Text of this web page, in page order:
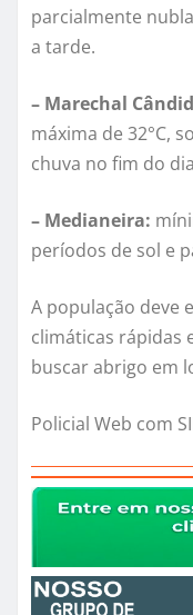
parcialmente
a tarde.
– Marechal
máxima de 32°C,
chuva no fim do
– Medianeira:
períodos de sol e
A população deve
climáticas rápidas
buscar abrigo em
Policial Web com